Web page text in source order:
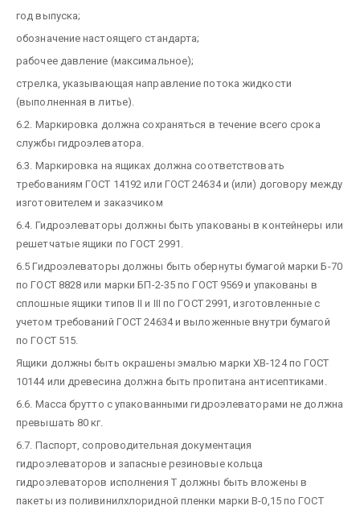
год выпуска;
обозначение настоящего стандарта;
рабочее давление (максимальное);
стрелка, указывающая направление потока жидкости
(выполненная в литье).
6.2. Маркировка должна сохраняться в течение всего срока
службы гидроэлеватора.
6.3. Маркировка на ящиках должна соответствовать
требованиям ГОСТ 14192 или ГОСТ 24634 и (или) договору между
изготовителем и заказчиком
6.4. Гидроэлеваторы должны быть упакованы в контейнеры или
решетчатые ящики по ГОСТ 2991.
6.5 Гидроэлеваторы должны быть обернуты бумагой марки Б-70
по ГОСТ 8828 или марки БП-2-35 по ГОСТ 9569 и упакованы в
сплошные ящики типов II и III по ГОСТ 2991, изготовленные с
учетом требований ГОСТ 24634 и выложенные внутри бумагой
по ГОСТ 515.
Ящики должны быть окрашены эмалью марки ХВ-124 по ГОСТ
10144 или древесина должна быть пропитана антисептиками.
6.6. Масса брутто с упакованными гидроэлеваторами не должна
превышать 80 кг.
6.7. Паспорт, сопроводительная документация
гидроэлеваторов и запасные резиновые кольца
гидроэлеваторов исполнения Т должны быть вложены в
пакеты из поливинилхлоридной пленки марки В-0,15 по ГОСТ